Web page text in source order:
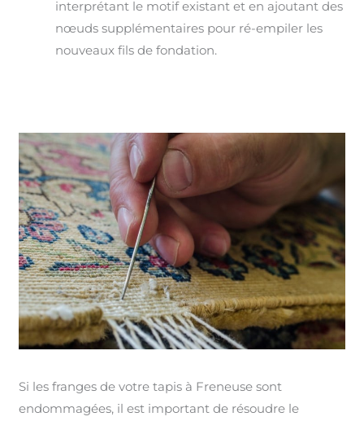
interprétant le motif existant et en ajoutant des
nœuds supplémentaires pour ré-empiler les
nouveaux fils de fondation.
Si les franges de votre tapis à Freneuse sont
endommagées, il est important de résoudre le